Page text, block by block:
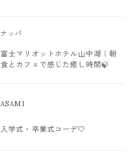
ナッパ
富士マリオットホテル山中湖｜朝
食とカフェで感じた癒し時間🍃
ASAMI
入学式・卒業式コーデ🤍